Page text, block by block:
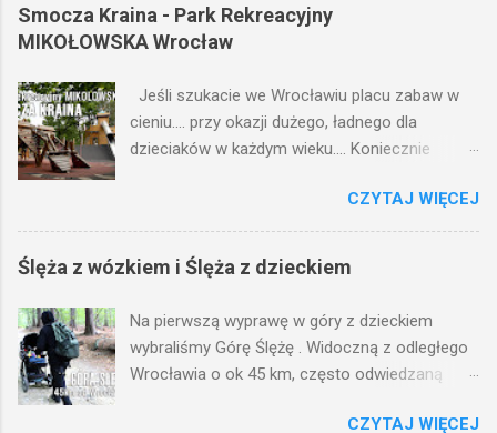
Smocza Kraina - Park Rekreacyjny
MIKOŁOWSKA Wrocław
Jeśli szukacie we Wrocławiu placu zabaw w
cieniu.... przy okazji dużego, ładnego dla
dzieciaków w każdym wieku.... Koniecznie
Wrocławia do Parku Rekreacyjnego Mikołowksa
:) Smocza Kraina - Park Rekreacyjny
MIKOŁOWSKA Wrocław Gdzie jest park -
Pinezka Google 📍
🐉 Smocza Kraina to chyba ulubiony plac
zabaw dzieciaków z osiedli Strachocin
Swojszyce Wojnów 🤔😁 Idealny 👌 Drewniany,
w cieniu drzew Parku Rekreacyjnego
CZYTAJ WIĘCEJ
Ślęża z wózkiem i Ślęża z dzieckiem
Na pierwszą wyprawę w góry z dzieckiem
wybraliśmy Górę Ślężę . Widoczną z odległego
Wrocławia o ok 45 km, często odwiedzaną
miejscowości. Wystarczy objechać ją nieco, by
CZYTAJ WIĘCEJ